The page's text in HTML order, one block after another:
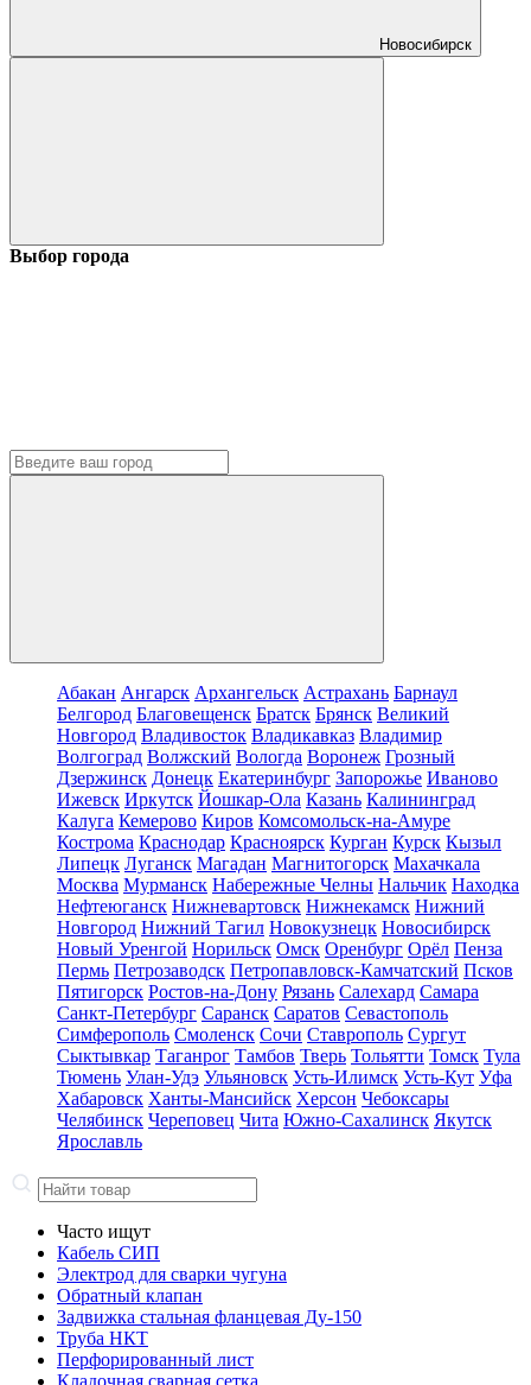
Новосибирск
Выбор города
Абакан Ангарск Архангельск Астрахань Барнаул
Белгород Благовещенск Братск Брянск Великий
Новгород Владивосток Владикавказ Владимир
Волгоград Волжский Вологда Воронеж Грозный
Дзержинск Донецк Екатеринбург Запорожье Иваново
Ижевск Иркутск Йошкар-Ола Казань Калининград
Калуга Кемерово Киров Комсомольск-на-Амуре
Кострома Краснодар Красноярск Курган Курск Кызыл
Липецк Луганск Магадан Магнитогорск Махачкала
Москва Мурманск Набережные Челны Нальчик Находка
Нефтеюганск Нижневартовск Нижнекамск Нижний
Новгород Нижний Тагил Новокузнецк Новосибирск
Новый Уренгой Норильск Омск Оренбург Орёл Пенза
Пермь Петрозаводск Петропавловск-Камчатский Псков
Пятигорск Ростов-на-Дону Рязань Салехард Самара
Санкт-Петербург Саранск Саратов Севастополь
Симферополь Смоленск Сочи Ставрополь Сургут
Сыктывкар Таганрог Тамбов Тверь Тольятти Томск Тула
Тюмень Улан-Удэ Ульяновск Усть-Илимск Усть-Кут Уфа
Хабаровск Ханты-Мансийск Херсон Чебоксары
Челябинск Череповец Чита Южно-Сахалинск Якутск
Ярославль
Часто ищут
Кабель СИП
Электрод для сварки чугуна
Обратный клапан
Задвижка стальная фланцевая Ду-150
Труба НКТ
Перфорированный лист
Кладочная сварная сетка